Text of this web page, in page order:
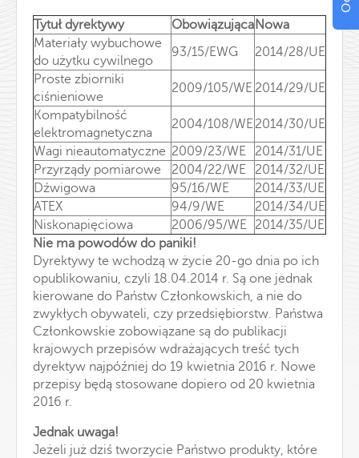
Tytuł dyrektywy Obowiązująca Nowa
Materiały wybuchowe
do użytku cywilnego
93/15/EWG
2014/28/UE
Proste zbiorniki
ciśnieniowe
2009/105/WE 2014/29/UE
Kompatybilność
elektromagnetyczna
2004/108/WE2014/30/UE
Wagi nieautomatyczne 2009/23/WE
2014/31/UE
Przyrządy pomiarowe
2004/22/WE
2014/32/UE
Dźwigowa
95/16/WE
2014/33/UE
ATEX
94/9/WE
2014/34/UE
Niskonapięciowa
2006/95/WE
2014/35/UE
Nie ma powodów do paniki!
Dyrektywy te wchodzą w życie 20-go dnia po ich
opublikowaniu, czyli 18.04.2014 r. Są one jednak
kierowane do Państw Członkowskich, a nie do
zwykłych obywateli, czy przedsiębiorstw. Państwa
Członkowskie zobowiązane są do publikacji
krajowych przepisów wdrażających treść tych
dyrektyw najpóźniej do 19 kwietnia 2016 r. Nowe
przepisy będą stosowane dopiero od 20 kwietnia
2016 r.
Jednak uwaga!
Jeżeli już dziś tworzycie Państwo produkty, które